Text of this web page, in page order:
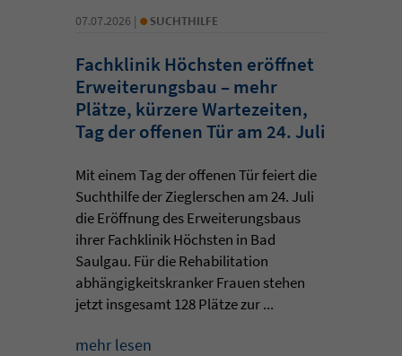
07.07.2026 | • SUCHTHILFE
Fachklinik Höchsten eröffnet
Erweiterungsbau – mehr
Plätze, kürzere Wartezeiten,
Tag der offenen Tür am 24. Juli
Mit einem Tag der offenen Tür feiert die
Suchthilfe der Zieglerschen am 24. Juli
die Eröffnung des Erweiterungsbaus
ihrer Fachklinik Höchsten in Bad
Saulgau. Für die Rehabilitation
abhängigkeitskranker Frauen stehen
jetzt insgesamt 128 Plätze zur ...
mehr lesen